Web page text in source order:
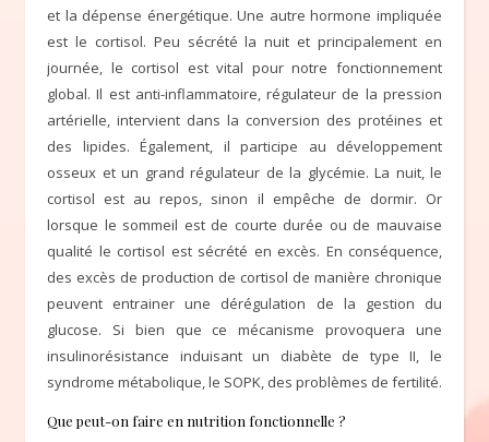
et la dépense énergétique. Une autre hormone impliquée
est le cortisol. Peu sécrété la nuit et principalement en
journée, le cortisol est vital pour notre fonctionnement
global. Il est anti-inflammatoire, régulateur de la pression
artérielle, intervient dans la conversion des protéines et
des lipides. Également, il participe au développement
osseux et un grand régulateur de la glycémie. La nuit, le
cortisol est au repos, sinon il empêche de dormir. Or
lorsque le sommeil est de courte durée ou de mauvaise
qualité le cortisol est sécrété en excès. En conséquence,
des excès de production de cortisol de manière chronique
peuvent entrainer une dérégulation de la gestion du
glucose. Si bien que ce mécanisme provoquera une
insulinorésistance induisant un diabète de type II, le
syndrome métabolique, le SOPK, des problèmes de fertilité.
Que peut-on faire en nutrition fonctionnelle ?